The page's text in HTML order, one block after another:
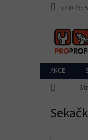
+420 465
AKCE